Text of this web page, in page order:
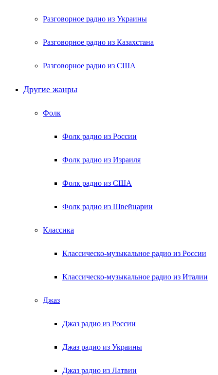
Разговорное радио из Украины
Разговорное радио из Казахстана
Разговорное радио из США
Другие жанры
Фолк
Фолк радио из России
Фолк радио из Израиля
Фолк радио из США
Фолк радио из Швейцарии
Классика
Классическо-музыкальное радио из России
Классическо-музыкальное радио из Италии
Джаз
Джаз радио из России
Джаз радио из Украины
Джаз радио из Латвии